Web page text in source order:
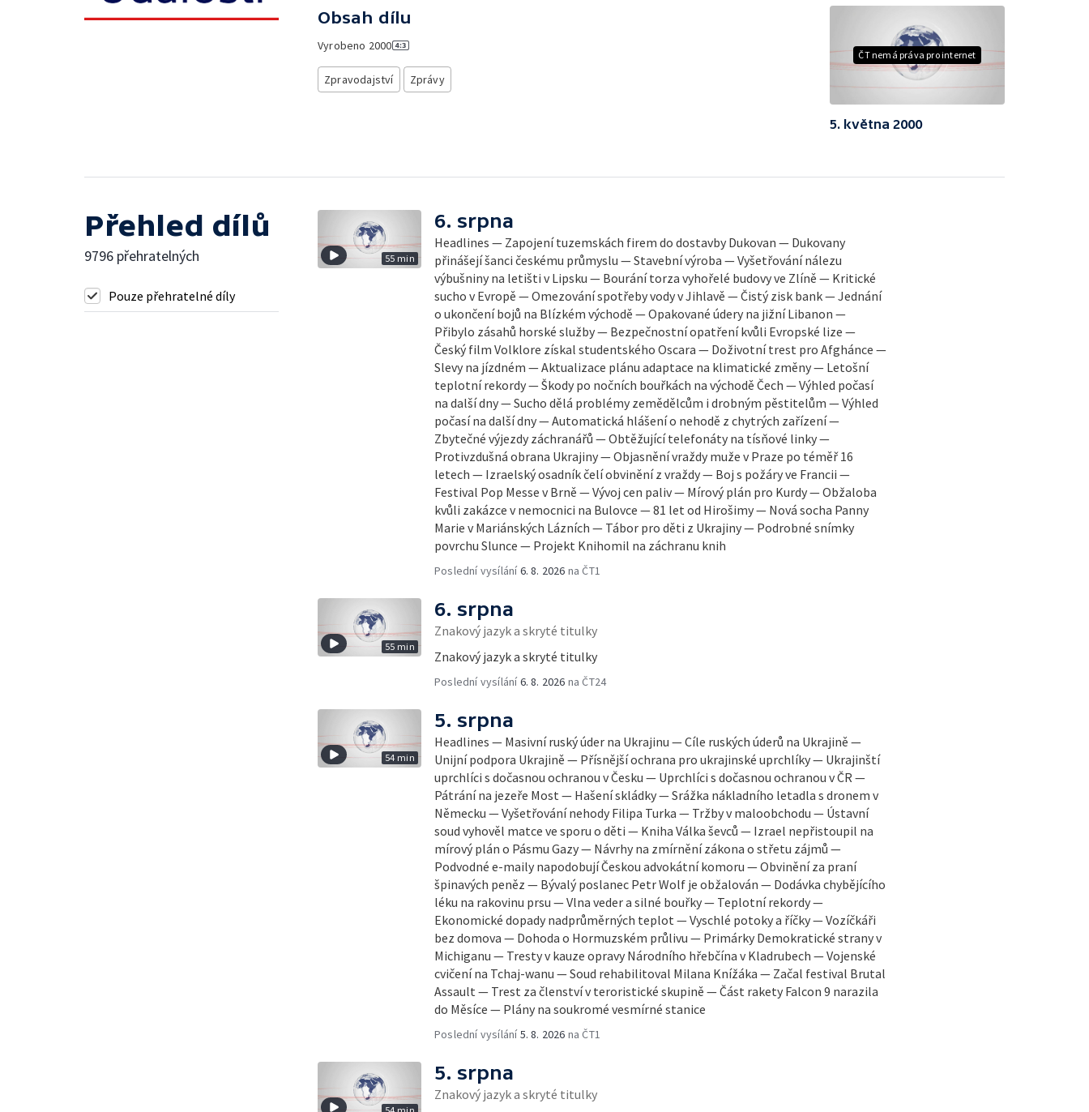
Obsah dílu
Vyrobeno 2000
Zpravodajství Zprávy
ČT nemá práva pro internet
5. května 2000
Přehled dílů
9796 přehratelných
Pouze přehratelné díly
55 min
6. srpna
Headlines — Zapojení tuzemskách firem do dostavby Dukovan — Dukovany
přinášejí šanci českému průmyslu — Stavební výroba — Vyšetřování nálezu
výbušniny na letišti v Lipsku — Bourání torza vyhořelé budovy ve Zlíně — Kritické
sucho v Evropě — Omezování spotřeby vody v Jihlavě — Čistý zisk bank — Jednání
o ukončení bojů na Blízkém východě — Opakované údery na jižní Libanon —
Přibylo zásahů horské služby — Bezpečnostní opatření kvůli Evropské lize —
Český film Volklore získal studentského Oscara — Doživotní trest pro Afghánce —
Slevy na jízdném — Aktualizace plánu adaptace na klimatické změny — Letošní
teplotní rekordy — Škody po nočních bouřkách na východě Čech — Výhled počasí
na další dny — Sucho dělá problémy zemědělcům i drobným pěstitelům — Výhled
počasí na další dny — Automatická hlášení o nehodě z chytrých zařízení —
Zbytečné výjezdy záchranářů — Obtěžující telefonáty na tísňové linky —
Protivzdušná obrana Ukrajiny — Objasnění vraždy muže v Praze po téměř 16
letech — Izraelský osadník čelí obvinění z vraždy — Boj s požáry ve Francii —
Festival Pop Messe v Brně — Vývoj cen paliv — Mírový plán pro Kurdy — Obžaloba
kvůli zakázce v nemocnici na Bulovce — 81 let od Hirošimy — Nová socha Panny
Marie v Mariánských Lázních — Tábor pro děti z Ukrajiny — Podrobné snímky
povrchu Slunce — Projekt Knihomil na záchranu knih
Poslední vysílání6. 8. 2026 na ČT1
55 min
6. srpna
Znakový jazyk a skryté titulky
Znakový jazyk a skryté titulky
Poslední vysílání6. 8. 2026 na ČT24
54 min
5. srpna
Headlines — Masivní ruský úder na Ukrajinu — Cíle ruských úderů na Ukrajině —
Unijní podpora Ukrajině — Přísnější ochrana pro ukrajinské uprchlíky — Ukrajinští
uprchlíci s dočasnou ochranou v Česku — Uprchlíci s dočasnou ochranou v ČR —
Pátrání na jezeře Most — Hašení skládky — Srážka nákladního letadla s dronem v
Německu — Vyšetřování nehody Filipa Turka — Tržby v maloobchodu — Ústavní
soud vyhověl matce ve sporu o děti — Kniha Válka ševců — Izrael nepřistoupil na
mírový plán o Pásmu Gazy — Návrhy na zmírnění zákona o střetu zájmů —
Podvodné e-maily napodobují Českou advokátní komoru — Obvinění za praní
špinavých peněz — Bývalý poslanec Petr Wolf je obžalován — Dodávka chybějícího
léku na rakovinu prsu — Vlna veder a silné bouřky — Teplotní rekordy —
Ekonomické dopady nadprůměrných teplot — Vyschlé potoky a říčky — Vozíčkáři
bez domova — Dohoda o Hormuzském průlivu — Primárky Demokratické strany v
Michiganu — Tresty v kauze opravy Národního hřebčína v Kladrubech — Vojenské
cvičení na Tchaj-wanu — Soud rehabilitoval Milana Knížáka — Začal festival Brutal
Assault — Trest za členství v teroristické skupině — Část rakety Falcon 9 narazila
do Měsíce — Plány na soukromé vesmírné stanice
Poslední vysílání5. 8. 2026 na ČT1
54 min
5. srpna
Znakový jazyk a skryté titulky